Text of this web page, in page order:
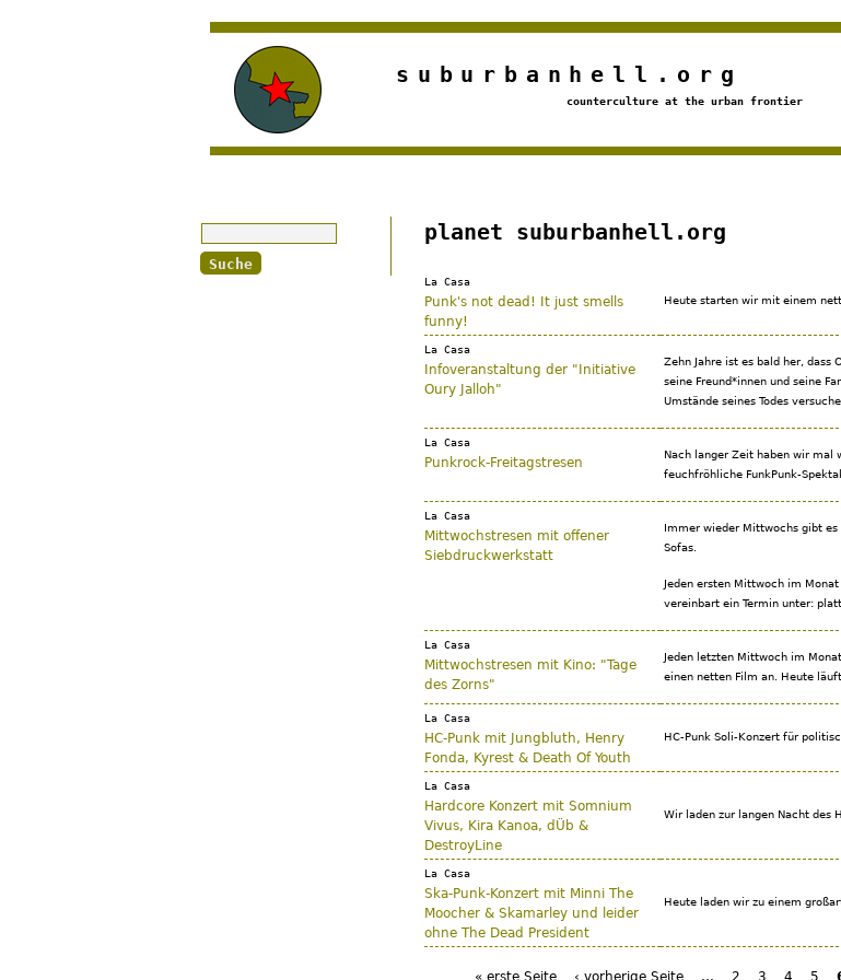
Jump to navigation
suburbanhell.org
counterculture at the urban frontier
planet suburbanhell.org
La Casa
Punk's not dead! It just smells
funny!
Heute starten wir mit einem
La Casa
Infoveranstaltung der "Initiative
Oury Jalloh"
Zehn Jahre ist es bald her, dass
seine Freund*innen und seine
Umstände seines Todes
La Casa
Punkrock-Freitagstresen
Nach langer Zeit haben wir mal
feuchfröhliche FunkPunk-
La Casa
Mittwochstresen mit offener
Siebdruckwerkstatt
Immer wieder Mittwochs gibt es
Sofas.
Jeden ersten Mittwoch im
vereinbart ein Termin unter:
La Casa
Mittwochstresen mit Kino: "Tage
des Zorns"
Jeden letzten Mittwoch im
einen netten Film an. Heute
La Casa
HC-Punk mit Jungbluth, Henry
Fonda, Kyrest & Death Of Youth
HC-Punk Soli-Konzert für
La Casa
Hardcore Konzert mit Somnium
Vivus, Kira Kanoa, dÜb &
DestroyLine
Wir laden zur langen Nacht des
La Casa
Ska-Punk-Konzert mit Minni The
Moocher & Skamarley und leider
ohne The Dead President
Heute laden wir zu einem
« erste Seite ‹ vorherige Seite … 2 3 4 5
Suche